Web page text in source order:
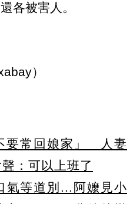
各被害人。
）
要常回娘家」 人妻
：可以上班了
氣等道別...阿嬤見小